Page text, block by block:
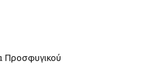
Προσφυγικού